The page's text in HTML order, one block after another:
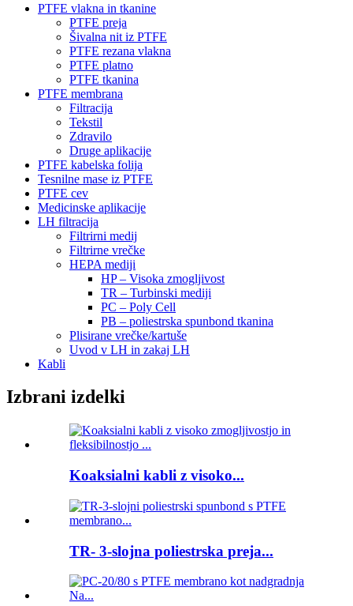
PTFE vlakna in tkanine
PTFE preja
Šivalna nit iz PTFE
PTFE rezana vlakna
PTFE platno
PTFE tkanina
PTFE membrana
Filtracija
Tekstil
Zdravilo
Druge aplikacije
PTFE kabelska folija
Tesnilne mase iz PTFE
PTFE cev
Medicinske aplikacije
LH filtracija
Filtrirni medij
Filtrirne vrečke
HEPA mediji
HP – Visoka zmogljivost
TR – Turbinski mediji
PC – Poly Cell
PB – poliestrska spunbond tkanina
Plisirane vrečke/kartuše
Uvod v LH in zakaj LH
Kabli
Izbrani izdelki
Koaksialni kabli z visoko...
TR- 3-slojna poliestrska preja...